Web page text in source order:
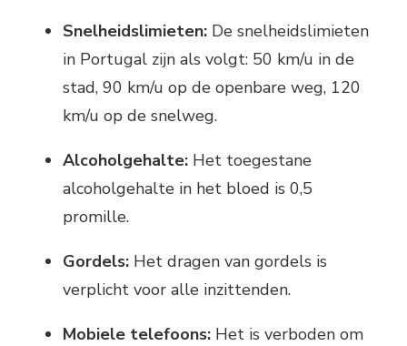
Snelheidslimieten: De snelheidslimieten
in Portugal zijn als volgt: 50 km/u in de
stad, 90 km/u op de openbare weg, 120
km/u op de snelweg.
Alcoholgehalte: Het toegestane
alcoholgehalte in het bloed is 0,5
promille.
Gordels: Het dragen van gordels is
verplicht voor alle inzittenden.
Mobiele telefoons: Het is verboden om